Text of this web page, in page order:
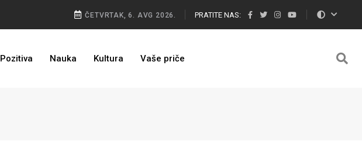
ČETVRTAK, 6. AVG 2026. PRATITE NAS:
Pozitiva Nauka Kultura Vaše priče